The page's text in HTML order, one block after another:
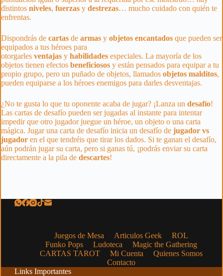
distintos niveles, fuerzas y destrezas… mucho cuidado con quién te
enfrentas.
Dispondrás de cartas de armas y objetos encantados que pueden ser
equipados a tus héroes para
otorgarles ventajas y habilidades especiales. La mayoría de los
objetos tienen efectos beneficiosos y están pensados para equipar a tu
propio grupo, pero un puñado de objetos, llamados objetos malditos,
pueden equiparse a los héroes enemigos para darles desventajas.
¿No te gusta lo que tu oponente acaba de jugar? ¡Lanza un desafío!
Las cartas de desafío pueden ser jugadas al instante para intentar
impedir que otro jugador juegue un héroe, un objeto o una carta
mágica. Jugar una carta de desafío inicia un desafío de jugador vs
jugador en el que tendréis que tirar los dados. Si te ganan el desafío,
aún podrán jugar su carta, pero si ganas tú, ¡podrás enviar su carta
directamente a la pila de descartes!
Juegos de Mesa Articulos Geek
ROL
Funko Pops
Ludoteca
Magic the Gathering
CARTAS TAROT
Mi Cuenta
Quienes Somos
Contacto
Links Importantes